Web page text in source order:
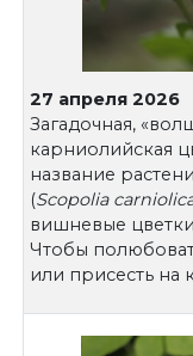
27 апреля 2026
Загадочная,
карниолийская
название
(Scopolia
вишневые
Чтобы
или присесть на